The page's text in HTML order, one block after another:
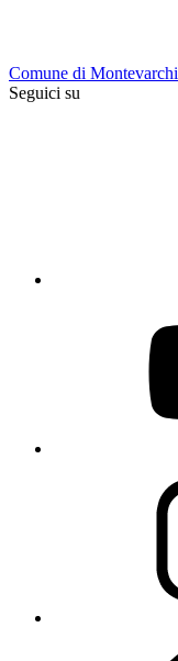
Comune di Montevarchi
Seguici su